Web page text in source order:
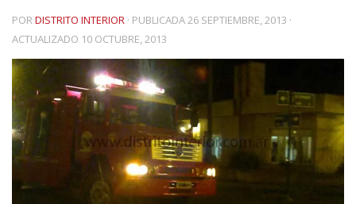
PORDISTRITO INTERIOR · PUBLICADA26 SEPTIEMBRE, 2013 ·
ACTUALIZADO 10 OCTUBRE, 2013